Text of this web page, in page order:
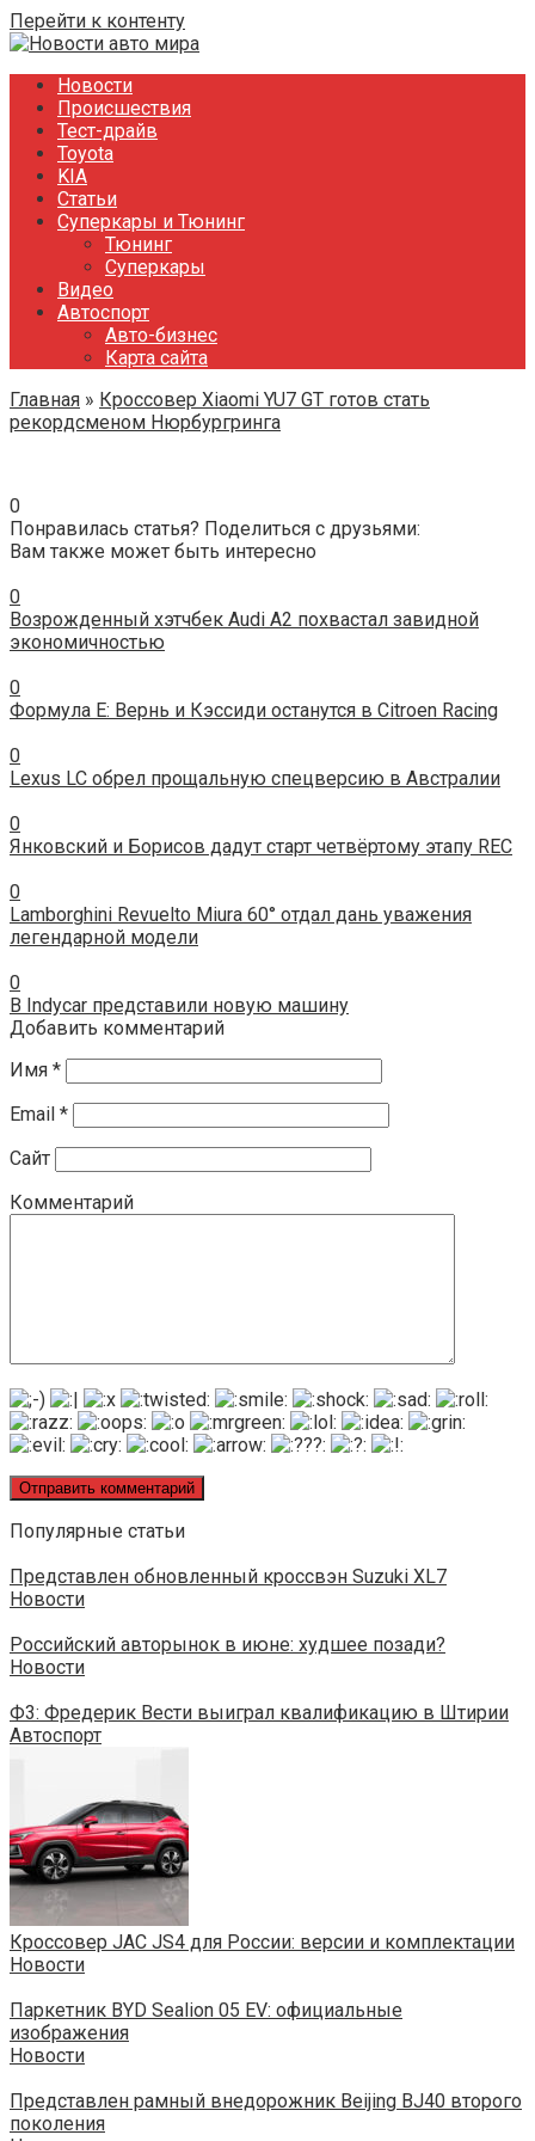
Перейти к контенту
Новости
Происшествия
Тест-драйв
Toyota
KIA
Статьи
Суперкары и Тюнинг
Тюнинг
Суперкары
Видео
Автоспорт
Авто-бизнес
Карта сайта
Главная » Кроссовер Xiaomi YU7 GT готов стать
рекордсменом Нюрбургринга
0
Понравилась статья? Поделиться с друзьями:
Вам также может быть интересно
0
Возрожденный хэтчбек Audi A2 похвастал завидной
экономичностью
0
Формула Е: Вернь и Кэссиди останутся в Citroen Racing
0
Lexus LC обрел прощальную спецверсию в Австралии
0
Янковский и Борисов дадут старт четвёртому этапу REC
0
Lamborghini Revuelto Miura 60° отдал дань уважения
легендарной модели
0
В Indycar представили новую машину
Добавить комментарий
Имя *
Email *
Сайт
Комментарий
Популярные статьи
Представлен обновленный кроссвэн Suzuki XL7
Новости
Российский авторынок в июне: худшее позади?
Новости
Ф3: Фредерик Вести выиграл квалификацию в Штирии
Автоспорт
Кроссовер JAC JS4 для России: версии и комплектации
Новости
Паркетник BYD Sealion 05 EV: официальные
изображения
Новости
Представлен рамный внедорожник Beijing BJ40 второго
поколения